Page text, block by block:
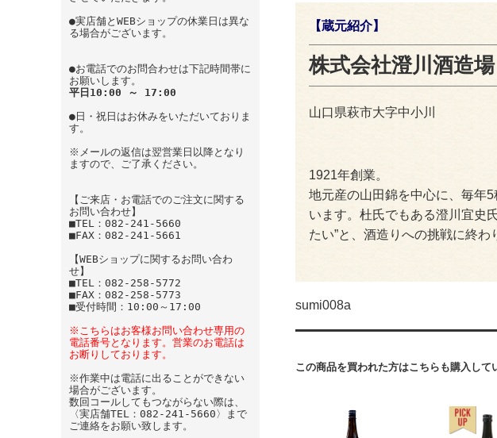
【蔵元紹介】
株式会社澄川酒造場
山口県萩市大字中小川
1921年創業。
地元産の山田錦を中心に、毎年
います。杜氏でもある澄川宜史
たい”と、酒造りへの挑戦に終わ
sumi008a
この商品を買われた方はこちらも購入して
●実店舗とWEBショップの休業日は異な
る場合がございます。
●お電話でのお問合わせは下記時間帯に
お願いします。
平日10:00 ～ 17:00
●日・祝日はお休みをいただいておりま
す。
※メールの返信は翌営業日以降となり
ますので、ご了承ください。
【ご来店・お電話でのご注文に関する
お問い合わせ】
■TEL：082-241-5660
■FAX：082-241-5661
【WEBショップに関するお問い合わ
せ】
■TEL：082-258-5772
■FAX：082-258-5773
■受付時間：10:00～17:00
※こちらはお客様お問い合わせ専用の
電話番号となります。営業のお電話は
お断りしております。
※作業中は電話に出ることができない
場合がございます。
数回コールしてもつながらない際は、
〈実店舗TEL：082-241-5660〉まで
ご連絡をお願い致します。